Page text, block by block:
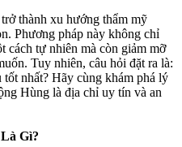
thành xu hướng thẩm mỹ
Phương pháp này không chỉ
cách tự nhiên mà còn giảm mỡ
Tuy nhiên, câu hỏi đặt ra là:
nhất? Hãy cùng khám phá lý
Hùng là địa chỉ uy tín và an
Gì?